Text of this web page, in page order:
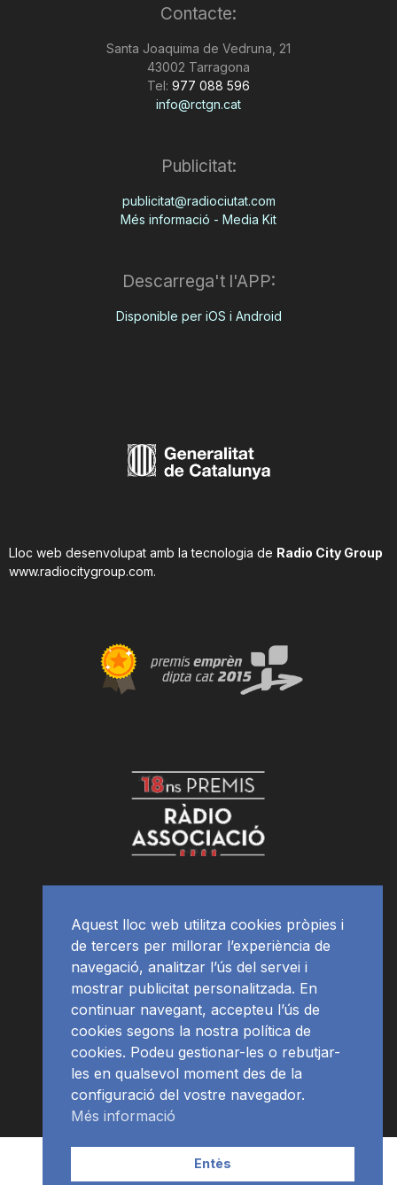
Contacte:
Santa Joaquima de Vedruna, 21
43002 Tarragona
Tel: 977 088 596
info@rctgn.cat
Publicitat:
publicitat@radiociutat.com
Més informació - Media Kit
Descarrega't l'APP:
Disponible per iOS i Android
Lloc web desenvolupat amb la tecnologia de Radio City Group
www.radiocitygroup.com.
APP Programació
Aquest lloc web utilitza cookies pròpies i
de tercers per millorar l’experiència de
navegació, analitzar l’ús del servei i
mostrar publicitat personalitzada. En
continuar navegant, accepteu l’ús de
cookies segons la nostra política de
cookies. Podeu gestionar-les o rebutjar-
les en qualsevol moment des de la
configuració del vostre navegador.
Més informació
Entès